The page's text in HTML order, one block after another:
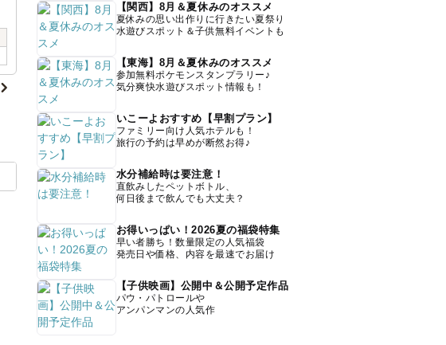
【関西】8月＆夏休みのオススメ
夏休みの思い出作りに行きたい夏祭り
水遊びスポット＆子供無料イベントも
【東海】8月＆夏休みのオススメ
参加無料ポケモンスタンプラリー♪
気分爽快水遊びスポット情報も！
いこーよおすすめ【早割プラン】
ファミリー向け人気ホテルも！
旅行の予約は早めが断然お得♪
水分補給時は要注意！
直飲みしたペットボトル、
何日後まで飲んでも大丈夫？
お得いっぱい！2026夏の福袋特集
早い者勝ち！数量限定の人気福袋
発売日や価格、内容を最速でお届け
【子供映画】公開中＆公開予定作品
パウ・パトロールや
アンパンマンの人気作